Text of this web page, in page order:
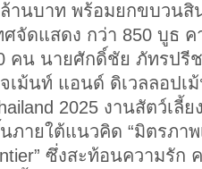
ล้านบาท พร้อมยกขบวน
ศจัดแสดง กว่า 850 บูธ
คน นายศักดิ์ชัย ภัทรปรี
ม้นท์ แอนด์ ดิเวลลอปเ
2025 งานสัตว์เลี้
ายใต้แนวคิด “มิตรภาพ
ซึ่งสะท้อนความรัก